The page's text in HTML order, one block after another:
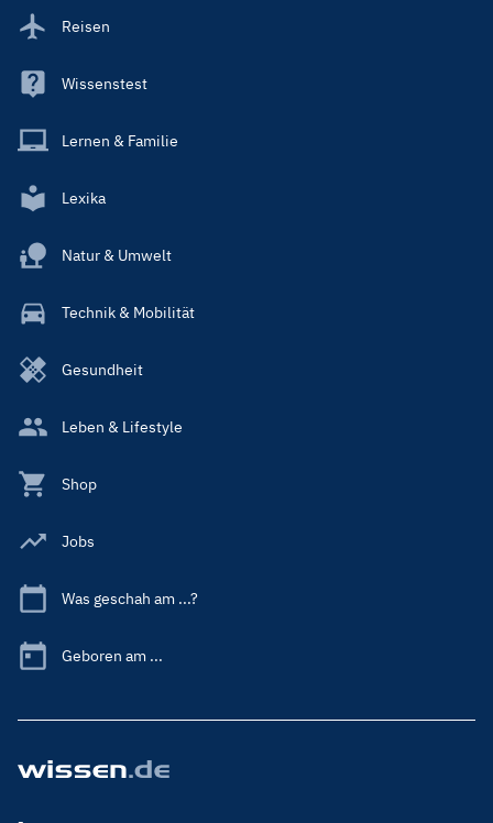
Reisen
Wissenstest
Lernen & Familie
Lexika
Natur & Umwelt
Technik & Mobilität
Gesundheit
Leben & Lifestyle
Shop
Jobs
Was geschah am ...?
Geboren am ...